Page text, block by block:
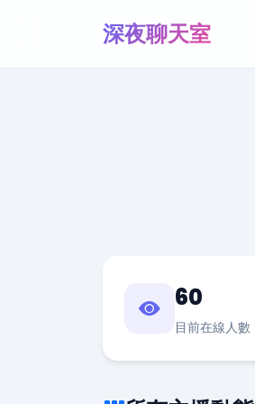
深夜聊天室
60
目前在線人數